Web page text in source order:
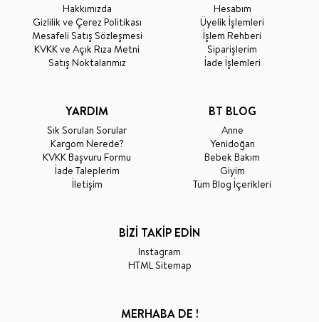
Hakkımızda
Gizlilik ve Çerez Politikası
Mesafeli Satış Sözleşmesi
KVKK ve Açık Rıza Metni
Satış Noktalarımız
Hesabım
Üyelik İşlemleri
İşlem Rehberi
Siparişlerim
İade İşlemleri
YARDIM
Sık Sorulan Sorular
Kargom Nerede?
KVKK Başvuru Formu
İade Taleplerim
İletişim
BT BLOG
Anne
Yenidoğan
Bebek Bakım
Giyim
Tüm Blog İçerikleri
BİZİ TAKİP EDİN
Instagram
HTML Sitemap
MERHABA DE !